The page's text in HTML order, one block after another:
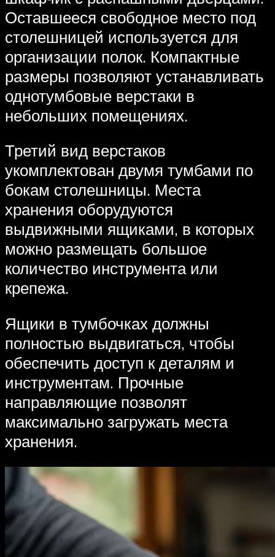
Оставшееся свободное место под
столешницей используется для
организации полок. Компактные
размеры позволяют устанавливать
однотумбовые верстаки в
небольших помещениях.
Третий вид верстаков
укомплектован двумя тумбами по
бокам столешницы. Места
хранения оборудуются
выдвижными ящиками, в которых
можно размещать большое
количество инструмента или
крепежа.
Ящики в тумбочках должны
полностью выдвигаться, чтобы
обеспечить доступ к деталям и
инструментам. Прочные
направляющие позволят
максимально загружать места
хранения.